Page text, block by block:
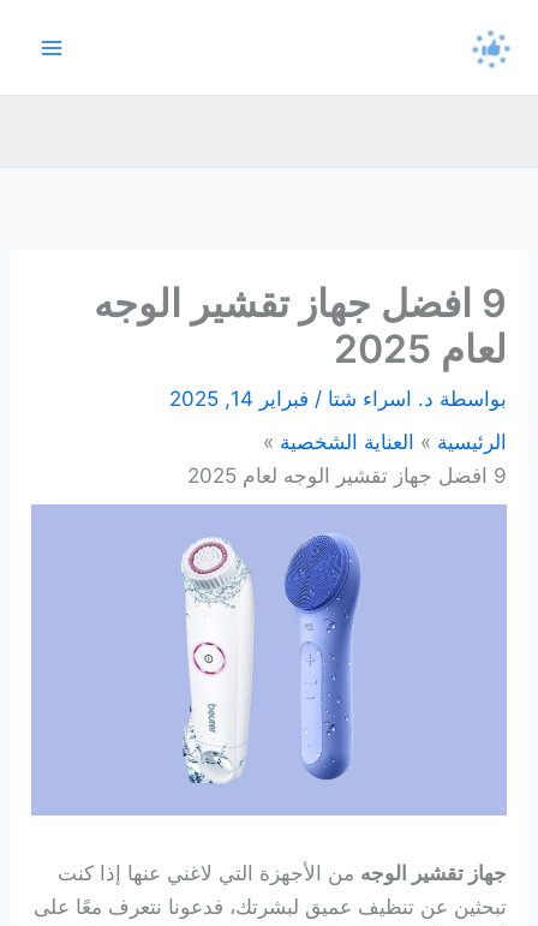
9 افضل جهاز تقشير الوجه
لعام 2025
بواسطة د. اسراء شتا/ فبراير 14, 2025
الرئيسية
العناية الشخصية
9 افضل جهاز تقشير الوجه لعام 2025
جهاز تقشير الوجه من الأجهزة التي لاغني عنها إذا كنت
تبحثين عن تنظيف عميق لبشرتك، فدعونا نتعرف معًا على